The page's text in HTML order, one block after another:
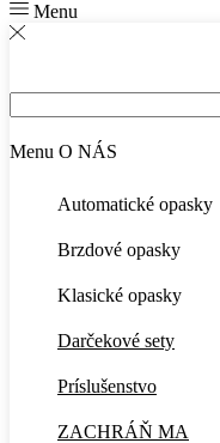
Menu
Search
input
Menu O NÁS
Automatické opasky
Brzdové opasky
Klasické opasky
Darčekové sety
Príslušenstvo
ZACHRÁŇ MA